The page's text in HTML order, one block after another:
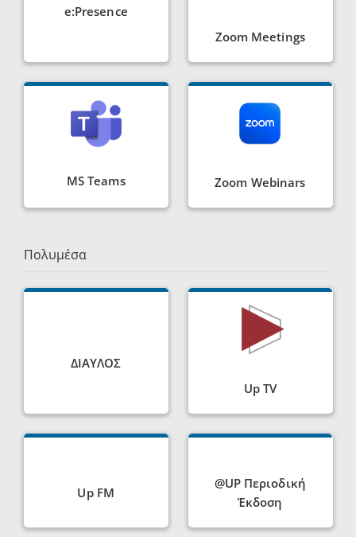
e:Presence
Zoom Meetings
MS Teams Zoom Webinars
Πολυμέσα
ΔΙΑΥΛΟΣ
Up TV
Up FM
@UP Περιοδική
Έκδοση